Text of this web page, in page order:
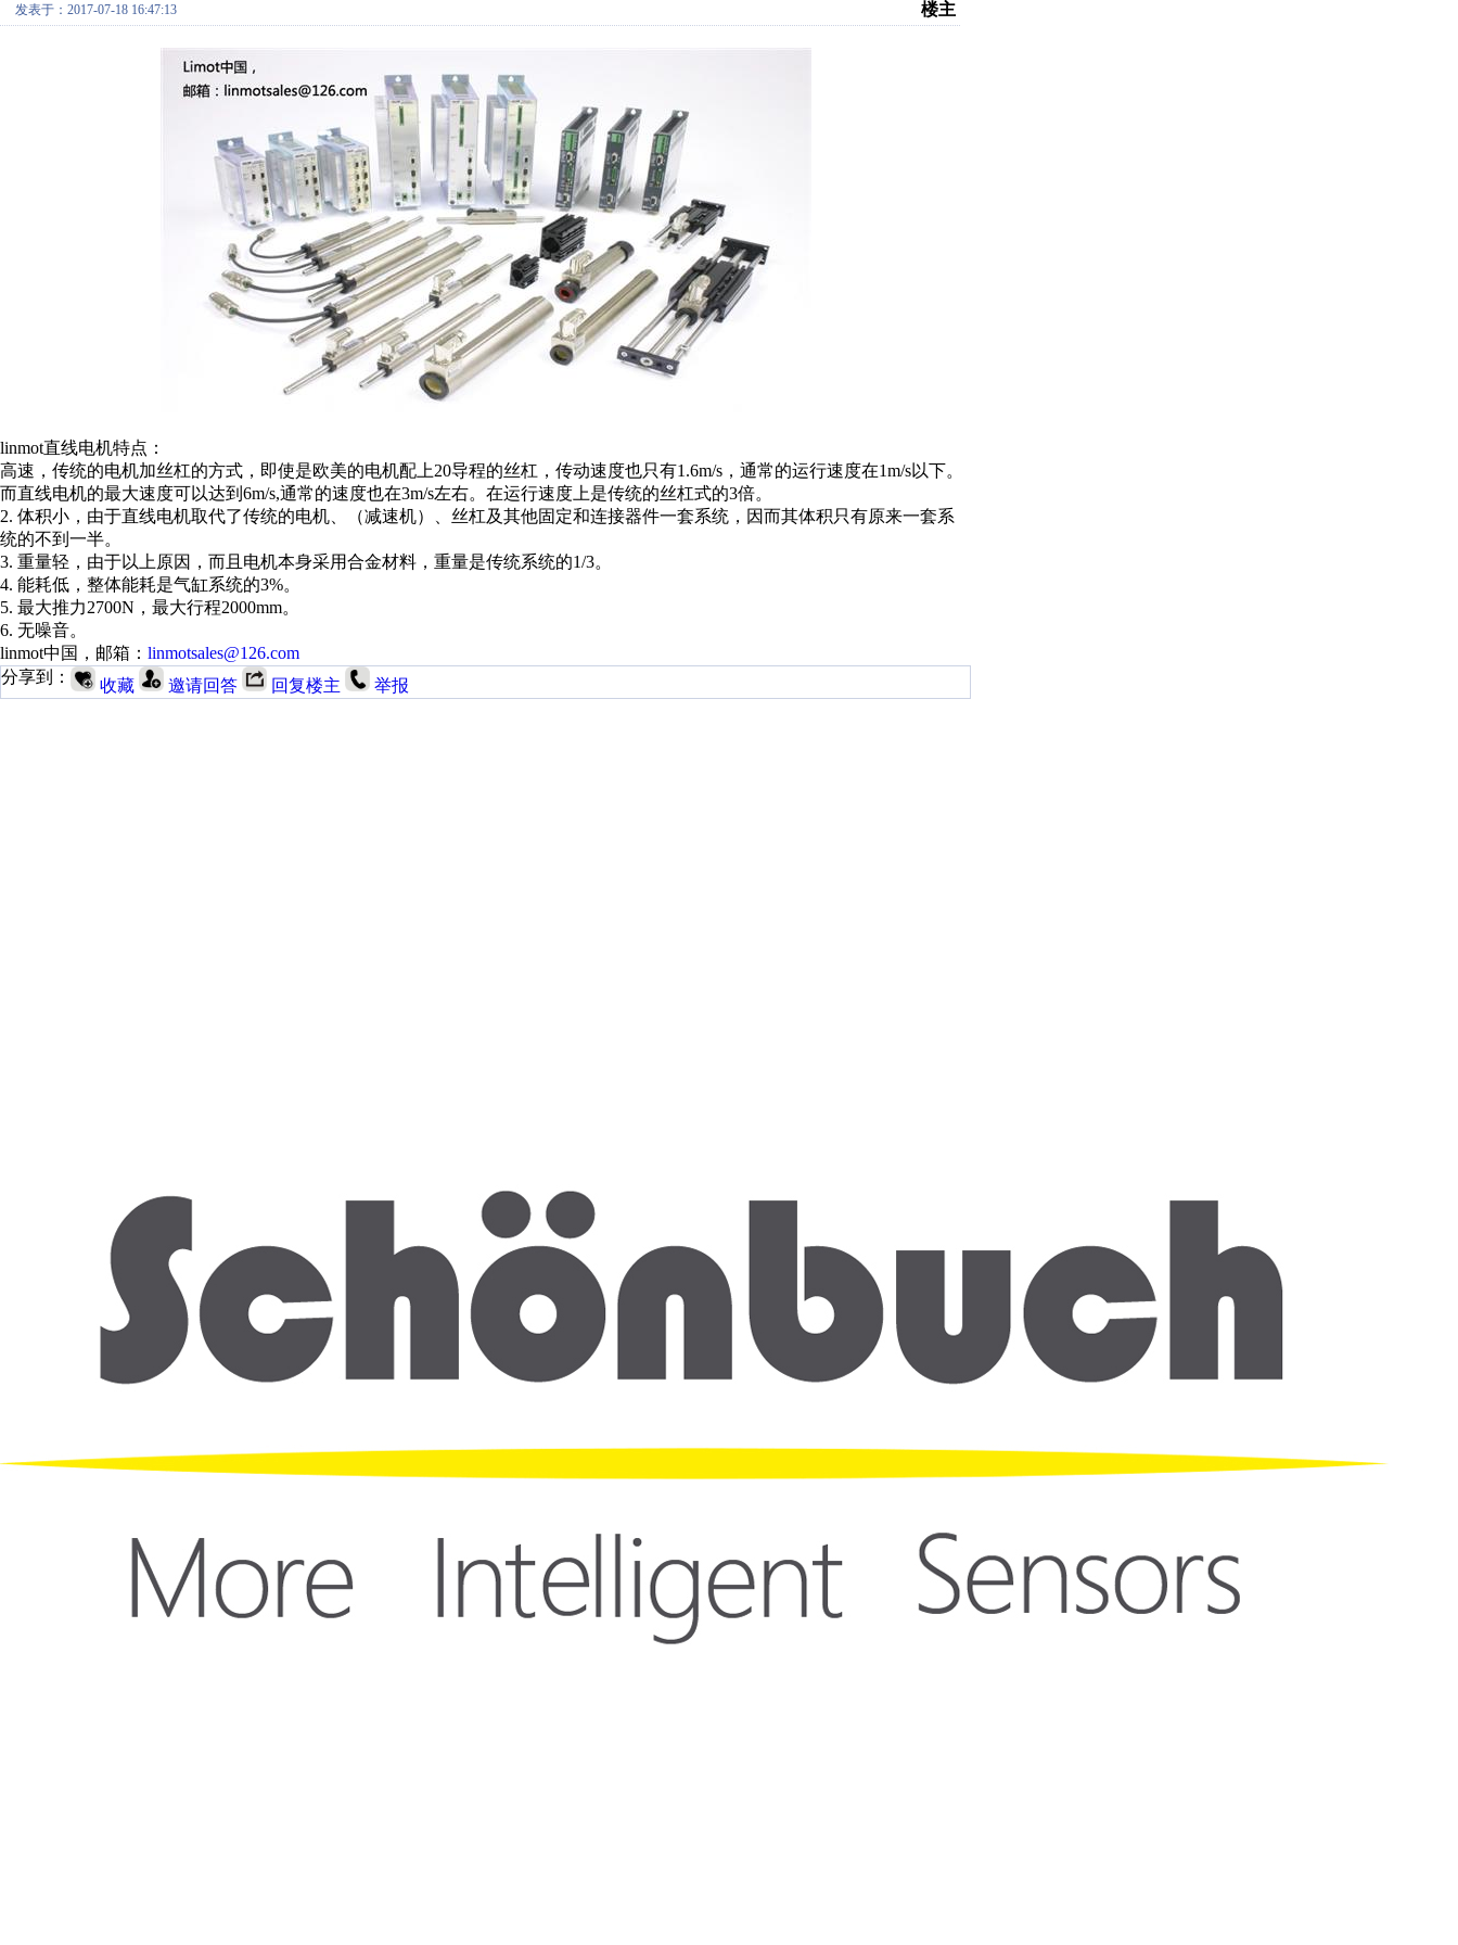
发表于：2017-07-18 16:47:13 楼主
linmot直线电机特点：
高速，传统的电机加丝杠的方式，即使是欧美的电机配上20导程的丝杠，传动速度也只有1.6m/s，通常的运行速度在1m/s以下。
而直线电机的最大速度可以达到6m/s,通常的速度也在3m/s左右。在运行速度上是传统的丝杠式的3倍。
2. 体积小，由于直线电机取代了传统的电机、（减速机）、丝杠及其他固定和连接器件一套系统，因而其体积只有原来一套系
统的不到一半。
3. 重量轻，由于以上原因，而且电机本身采用合金材料，重量是传统系统的1/3。
4. 能耗低，整体能耗是气缸系统的3%。
5. 最大推力2700N，最大行程2000mm。
6. 无噪音。
linmot中国，邮箱： linmotsales@126.com
分享到：
收藏 邀请回答 回复楼主 举报